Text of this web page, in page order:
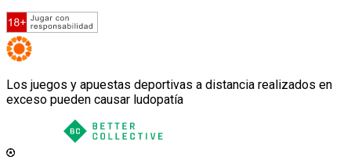
Los juegos y apuestas deportivas a distancia realizados en
exceso pueden causar ludopatía